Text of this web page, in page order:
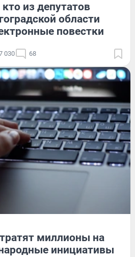
из депутатов
области
повестки
030 68
миллионы на
инициативы